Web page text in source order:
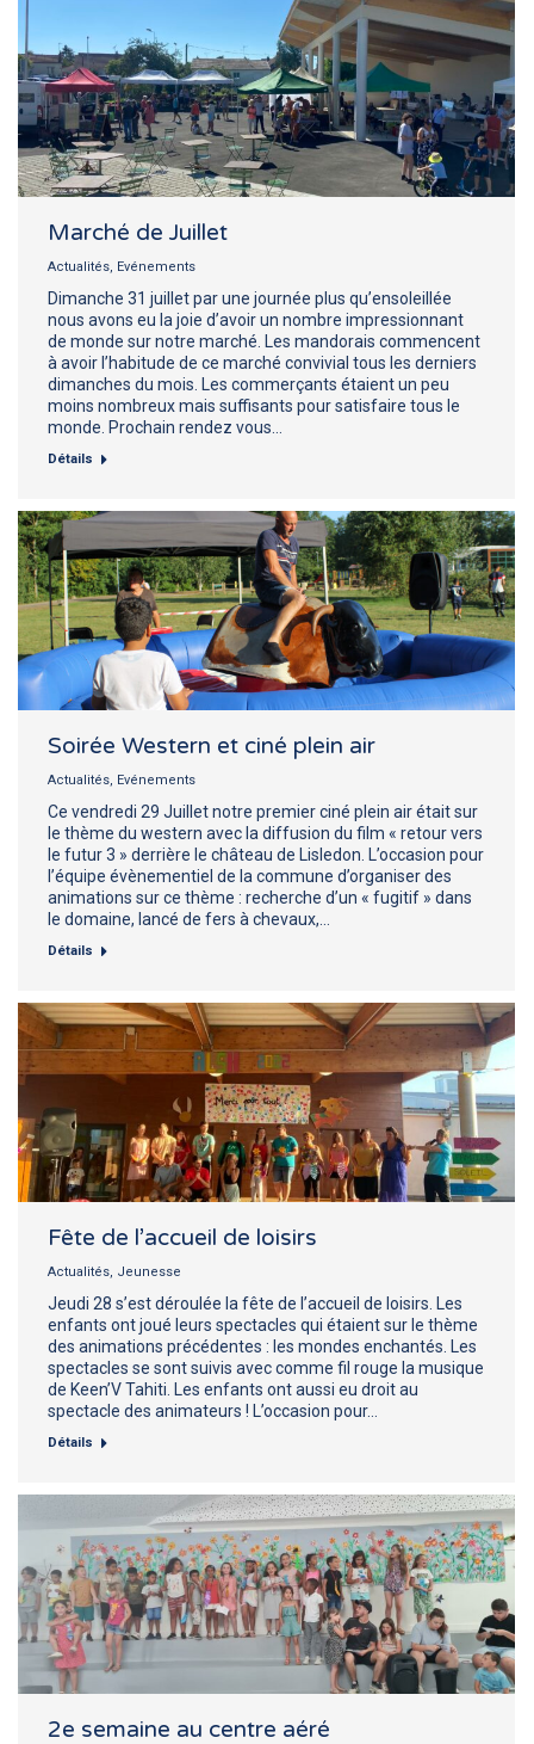
Marché de Juillet
Actualités, Evénements
Dimanche 31 juillet par une journée plus qu’ensoleillée
nous avons eu la joie d’avoir un nombre impressionnant
de monde sur notre marché. Les mandorais commencent
à avoir l’habitude de ce marché convivial tous les derniers
dimanches du mois. Les commerçants étaient un peu
moins nombreux mais suffisants pour satisfaire tous le
monde. Prochain rendez vous…
Détails
Soirée Western et ciné plein air
Actualités, Evénements
Ce vendredi 29 Juillet notre premier ciné plein air était sur
le thème du western avec la diffusion du film « retour vers
le futur 3 » derrière le château de Lisledon. L’occasion pour
l’équipe évènementiel de la commune d’organiser des
animations sur ce thème : recherche d’un « fugitif » dans
le domaine, lancé de fers à chevaux,…
Détails
Fête de l’accueil de loisirs
Actualités, Jeunesse
Jeudi 28 s’est déroulée la fête de l’accueil de loisirs. Les
enfants ont joué leurs spectacles qui étaient sur le thème
des animations précédentes : les mondes enchantés. Les
spectacles se sont suivis avec comme fil rouge la musique
de Keen’V Tahiti. Les enfants ont aussi eu droit au
spectacle des animateurs ! L’occasion pour…
Détails
2e semaine au centre aéré